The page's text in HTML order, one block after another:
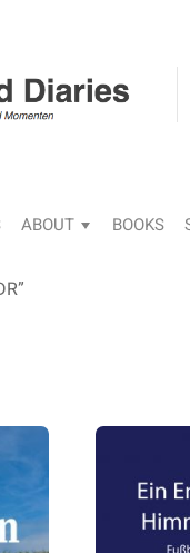
ABOUT BOOKS